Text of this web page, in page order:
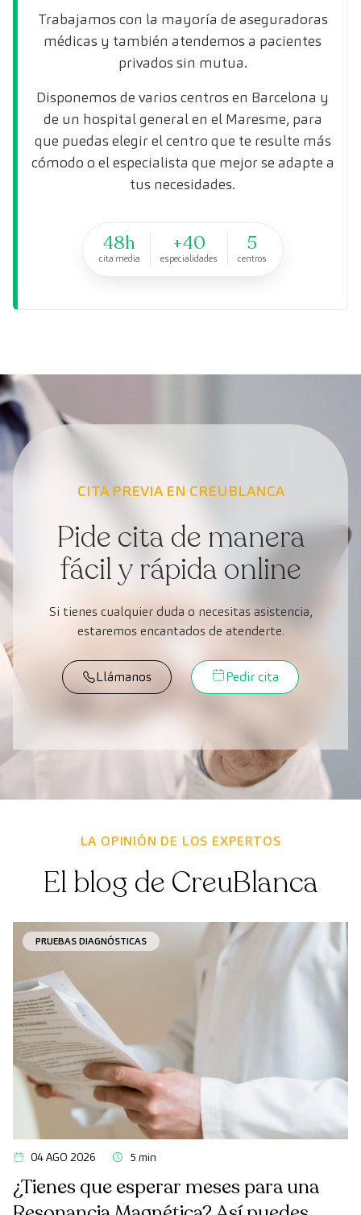
Trabajamos con la mayoría de aseguradoras
médicas y también atendemos a pacientes
privados sin mutua.
Disponemos de varios centros en Barcelona y
de un hospital general en el Maresme, para
que puedas elegir el centro que te resulte más
cómodo o el especialista que mejor se adapte a
tus necesidades.
48h
cita media
+40
especialidades
5
centros
CITA PREVIA EN CREUBLANCA
Pide cita de manera
fácil y rápida online
Si tienes cualquier duda o necesitas asistencia,
estaremos encantados de atenderte.
Llámanos Pedir cita
LA OPINIÓN DE LOS EXPERTOS
El blog de CreuBlanca
PRUEBAS DIAGNÓSTICAS
04 AGO 2026 5 min
¿Tienes que esperar meses para una